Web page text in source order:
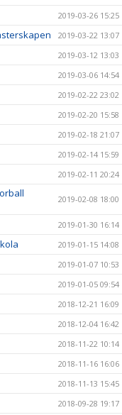
2019-03-26 15:25
2019-03-22 13:07
2019-03-12 13:03
2019-03-06 14:54
2019-02-22 23:02
2019-02-20 15:58
2019-02-18 21:07
2019-02-14 15:59
2019-02-11 20:24
2019-02-08 18:00
2019-01-30 16:14
2019-01-15 14:08
2019-01-07 10:53
2019-01-05 09:54
2018-12-21 16:09
2018-12-04 16:42
2018-11-22 10:14
2018-11-16 16:06
2018-11-13 15:45
2018-09-28 19:17